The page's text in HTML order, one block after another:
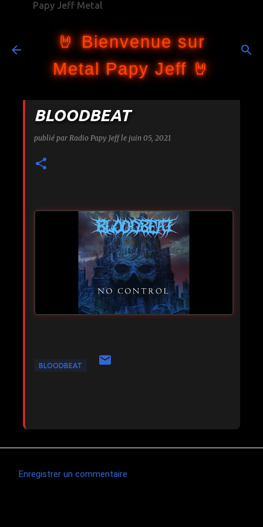
Papy Jeff Metal
🤘 Bienvenue sur
Metal Papy Jeff 🤘
BLOODBEAT
publié par Radio Papy Jeff le juin 05, 2021
BLOODBEAT
Enregistrer un commentaire